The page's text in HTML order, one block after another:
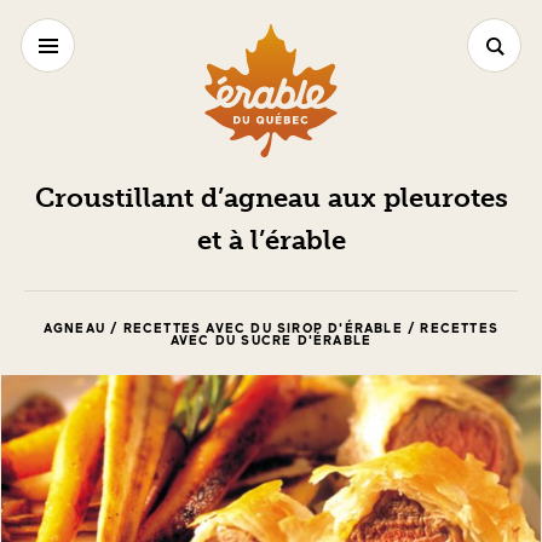
Croustillant d’agneau aux pleurotes
et à l’érable
AGNEAU / RECETTES AVEC DU SIROP D'ÉRABLE / RECETTES
AVEC DU SUCRE D'ÉRABLE